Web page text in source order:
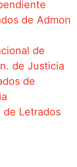
de Admon
de
de Justicia
de
de Letrados